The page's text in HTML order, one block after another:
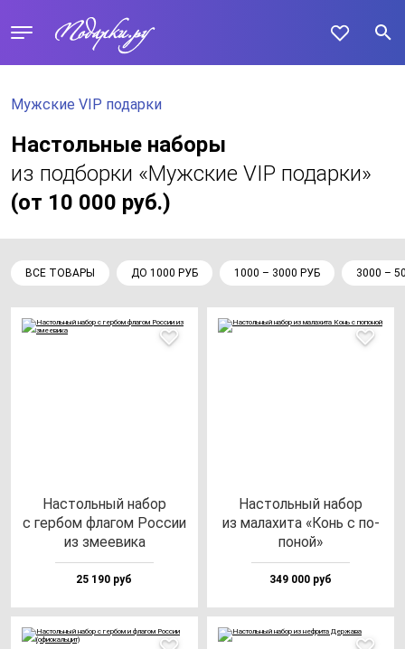
Мужские VIP подарки
Настольные наборы
из подборки «Мужские VIP подарки»
(от 10 000 руб.)
ВСЕ ТОВАРЫ ДО 1000 РУБ 1000 – 3000 РУБ 3000 –
Нас­толь­ный на­бор
с гер­бом фла­гом Рос­сии
из зме­еви­ка
25 190 руб
Нас­толь­ный на­бор
из ма­ла­хи­та «Конь с по­
по­ной»
349 000 руб